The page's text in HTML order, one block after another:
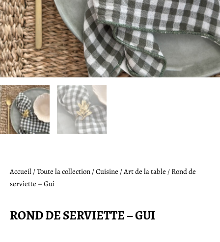
Accueil /Toute la collection /Cuisine /Art de la table / Rond de
serviette – Gui
ROND DE SERVIETTE – GUI